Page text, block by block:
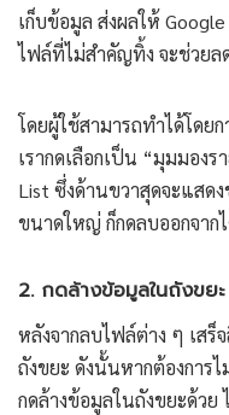
เก็บข้อมูล ส่งผลให้
ไฟล์ที่ไม่สำคัญทิ้ง จะช่วยล
โดยผู้ใช้สามารถทำได้โดย
เรากดเลือกเป็น “มุมมอง
List ซึ่งด้านขวาสุดจะแสด
ขนาดใหญ่ ก็กดลบออกจาก
2. กดล้างข้อมูลในถังขยะ
หลังจากลบไฟล์ต่าง ๆ เสร็
ถังขยะ ดังนั้นหากต้องการ
กดล้างข้อมูลในถังขยะด้วย